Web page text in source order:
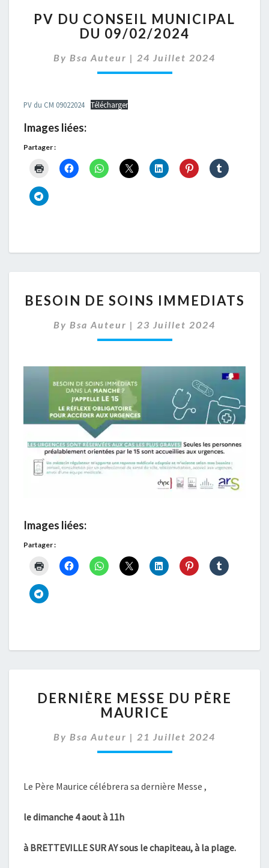
CONSEIL
DU
09/02/2024
PV DU CONSEIL MUNICIPAL
DU 09/02/2024
By Bsa Auteur | 24 Juillet 2024
PV du CM 09022024 Télécharger
Images liées:
Partager :
DE
IMMEDIATS
BESOIN DE SOINS IMMEDIATS
By Bsa Auteur | 23 Juillet 2024
Images liées:
Partager :
MESSE
DU
MAURICE
DERNIÈRE MESSE DU PÈRE
MAURICE
By Bsa Auteur | 21 Juillet 2024
Le Père Maurice célébrera sa dernière Messe ,
le dimanche 4 aout à 11h
à BRETTEVILLE SUR AY sous le chapiteau, à la plage.